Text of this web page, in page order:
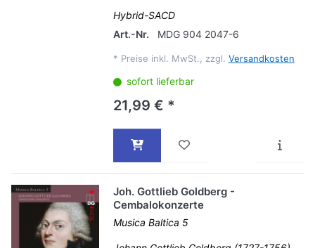
Hybrid-SACD
Art.-Nr.
MDG 904 2047-6
* Preise inkl. MwSt., zzgl. Versandkosten
sofort lieferbar
21,99 € *
Joh. Gottlieb Goldberg -
Cembalokonzerte
Musica Baltica 5